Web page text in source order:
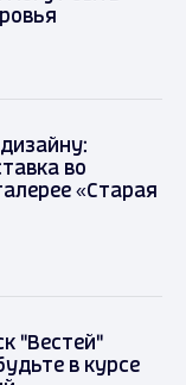
во
«Старая
"Вестей"
в курсе